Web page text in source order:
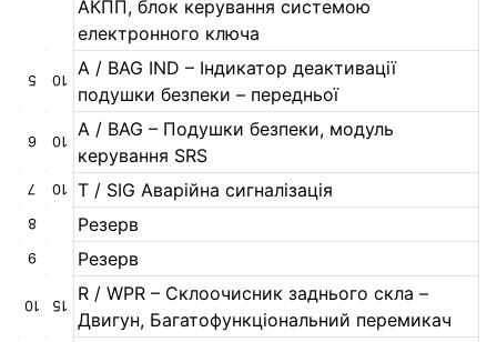
АКПП, блок керування системою
електронного ключа
5 10
A / BAG IND – Індикатор деактивації
подушки безпеки – передньої
6 10
A / BAG – Подушки безпеки, модуль
керування SRS
7 10 T / SIG Аварійна сигналізація
8 Резерв
9 Резерв
10 15
R / WPR – Склоочисник заднього скла –
Двигун, Багатофункціональний перемикач